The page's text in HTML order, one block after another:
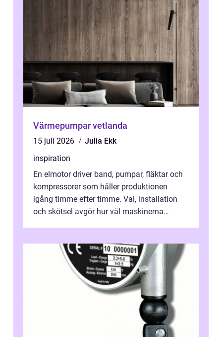
Värmepumpar vetlanda
15 juli 2026
Julia Ekk
inspiration
En elmotor driver band, pumpar, fläktar och
kompressorer som håller produktionen
igång timme efter timme. Val, installation
och skötsel avgör hur väl maskinerna